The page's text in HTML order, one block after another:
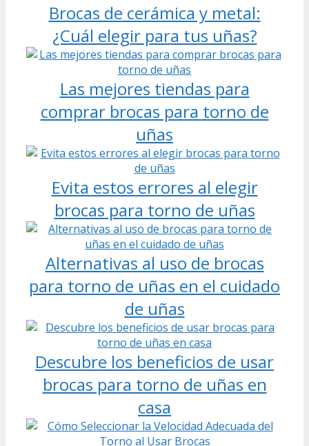
Brocas de cerámica y metal:
¿Cuál elegir para tus uñas?
Las mejores tiendas para
comprar brocas para torno de
uñas
Evita estos errores al elegir
brocas para torno de uñas
Alternativas al uso de brocas
para torno de uñas en el cuidado
de uñas
Descubre los beneficios de usar
brocas para torno de uñas en
casa